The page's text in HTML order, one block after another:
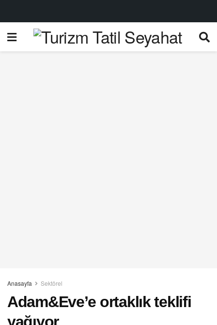
Anasayfa Sektörel
Adam&Eve’e ortaklık teklifi